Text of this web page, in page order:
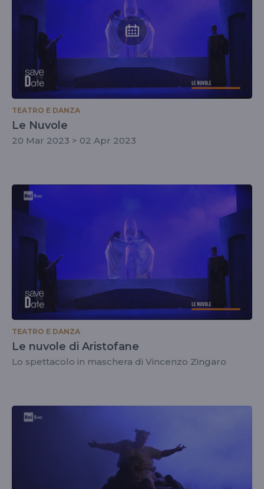
TEATRO E DANZA
Le Nuvole
20 Mar 2023 > 02 Apr 2023
TEATRO E DANZA
Le nuvole di Aristofane
Lo spettacolo in maschera di Vincenzo Zingaro